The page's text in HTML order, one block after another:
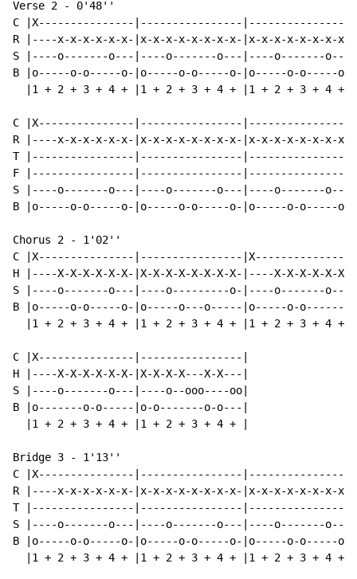
Verse 2 - 0'48''
C |X---------------|----------------
R |----x-x-x-x-x-x-|x-x-x-x-x-x-x-x-|x-x-x-x-x-x-x-x-
S |----o-------o---|----o-------o---|----o-------
B |o-----o-o-----o-|o-----o-o-----o-|o-----o-o-----
|1 + 2 + 3 + 4 + |1 + 2 + 3 + 4 + |1 + 2 + 3 + 4 +
C |X---------------|----------------
R |----x-x-x-x-x-x-|x-x-x-x-x-x-x-x-|x-x-x-x-x-x-x-
T |----------------|----------------|----------------
F |----------------|----------------|----------------
S |----o-------o---|----o-------o---|----o-------
B |o-----o-o-----o-|o-----o-o-----o-|o-----o-o-----
Chorus 2 - 1'02''
C |X---------------|----------------
H |----X-X-X-X-X-X-|X-X-X-X-X-X-X-X-|----X-X-X-X-X-X-
S |----o-------o---|----o---------o-|----o-------o---
B |o-----o-o-----o-|o-----o---o-----|o-----o-o-------
|1 + 2 + 3 + 4 + |1 + 2 + 3 + 4 + |1 + 2 + 3 + 4 +
C |X---------------|----------------|
H |----X-X-X-X-X-X-|X-X-X-X---X-X---|
S |----o-------o---|----o--ooo----oo|
B |o-------o-o-----|o-o-------o-o---|
  |1 + 2 + 3 + 4 + |1 + 2 + 3 + 4 + |
Bridge 3 - 1'13''
C |X---------------|----------------
R |----x-x-x-x-x-x-|x-x-x-x-x-x-x-x-|x-x-x-x-x-x-x-
T |----------------|----------------|----------------
S |----o-------o---|----o-------o---|----o-------o---
B |o-----o-o-----o-|o-----o-o-----o-|o-----o-o-----
|1 + 2 + 3 + 4 + |1 + 2 + 3 + 4 + |1 + 2 + 3 + 4 +